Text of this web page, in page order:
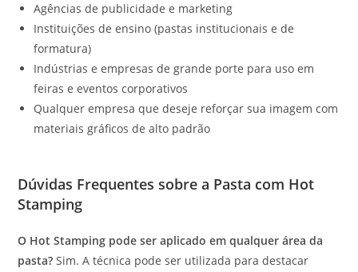
Agências de publicidade e marketing
Instituições de ensino (pastas institucionais e de
formatura)
Indústrias e empresas de grande porte para uso em
feiras e eventos corporativos
Qualquer empresa que deseje reforçar sua imagem com
materiais gráficos de alto padrão
Dúvidas Frequentes sobre a Pasta com Hot
Stamping
O Hot Stamping pode ser aplicado em qualquer área da
pasta? Sim. A técnica pode ser utilizada para destacar